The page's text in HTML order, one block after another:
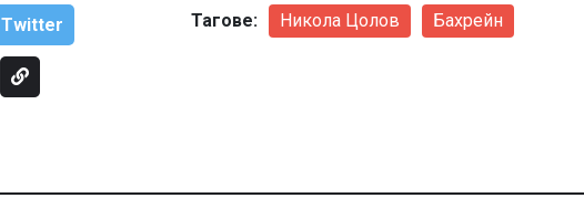
Тwitter Тагове: Никола Цолов Бахрейн